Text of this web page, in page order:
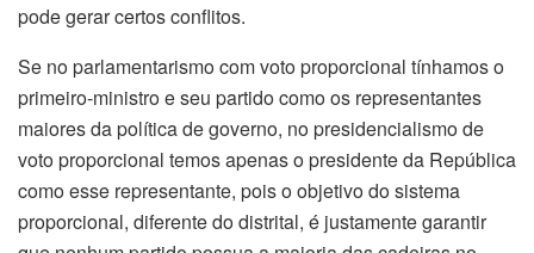
pode gerar certos conflitos.
Se no parlamentarismo com voto proporcional tínhamos o
primeiro-ministro e seu partido como os representantes
maiores da política de governo, no presidencialismo de
voto proporcional temos apenas o presidente da República
como esse representante, pois o objetivo do sistema
proporcional, diferente do distrital, é justamente garantir